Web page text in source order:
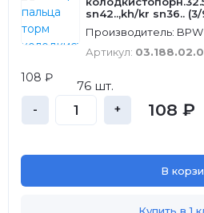
sn42..,kh/kr sn36.. (3/
Производитель: BPW
Артикул:
108 ₽
76 шт.
- + 108 ₽
В